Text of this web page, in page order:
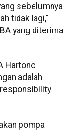
sebelumnya
tidak lagi,"
yang diterima
Hartono
adalah
pompa